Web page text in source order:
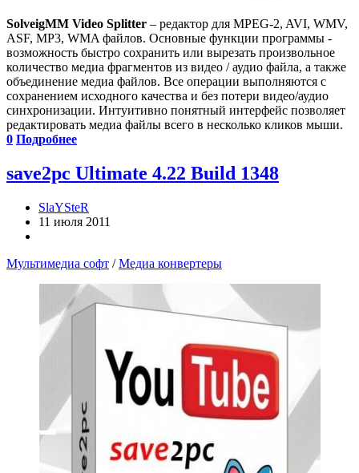
SolveigMM Video Splitter – редактор для MPEG-2, AVI, WMV,
ASF, MP3, WMA файлов. Основные функции программы -
возможность быстро сохранить или вырезать произвольное
количество медиа фрагментов из видео / аудио файла, а также
объединение медиа файлов. Все операции выполняются с
сохранением исходного качества и без потери видео/аудио
синхронизации. Интуитивно понятный интерфейс позволяет
редактировать медиа файлы всего в несколько кликов мыши.
0 Подробнее
save2pc Ultimate 4.22 Build 1348
SlaYSteR
11 июля 2011
Мультимедиа софт /Медиа конвертеры